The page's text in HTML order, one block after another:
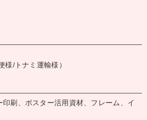
様/トナミ運輸様）
刷、ポスター活用資材、フレーム、イ